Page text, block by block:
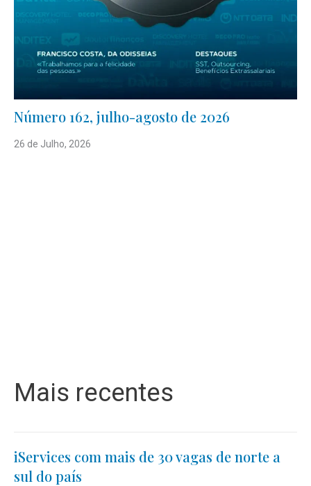
Número 162, julho-agosto de 2026
26 de Julho, 2026
Mais recentes
iServices com mais de 30 vagas de norte a
sul do país